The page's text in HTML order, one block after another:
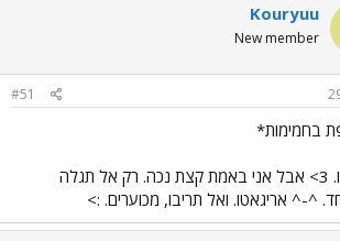
Kouryuu
New member
#51
בחמימות*
פחי-צ'ו. 3> אבל אני באמת קצת נכה. רק אל תגלה
^-^ אריגאטו. ואל תריבו, מכוערים. :>